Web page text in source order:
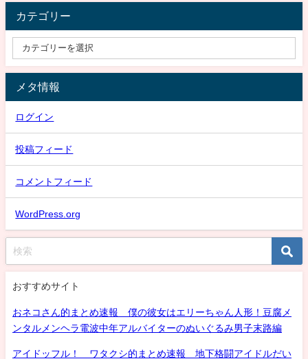
カテゴリー
メタ情報
ログイン
投稿フィード
コメントフィード
WordPress.org
おすすめサイト
おネコさん的まとめ速報 僕の彼女はエリーちゃん人形！豆腐メ
ンタルメンヘラ電波中年アルバイターのぬいぐるみ男子末路編
アイドッフル！ ワタクシ的まとめ速報 地下格闘アイドルだい